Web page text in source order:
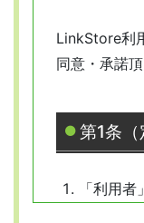
LinkStore利
同意・承諾
第1条（
「利用